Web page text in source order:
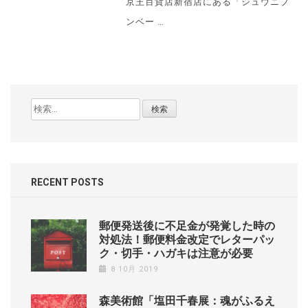
ンベー …
検
索:
RECENT POSTS
郵便発送後に不足金が発覚した時の
対処法！郵便料金改定でレターパッ
ク・切手・ハガキは注意が必要
8 10月 2019
森美術館「塩田千春展：魂がふるえ